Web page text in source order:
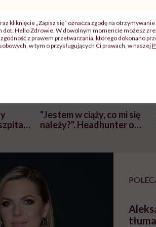
"Jestem w ciąży, co mi się
należy?". Headhunter o
pracy
kliknięcie „Zapisz się” oznacza zgodę na
dot. Hello Zdrowie. W dowolnym momencie możesz
zgodność z prawem przetwarzania, którego dokonano
w tym o przysługujących Ci prawach, w naszej